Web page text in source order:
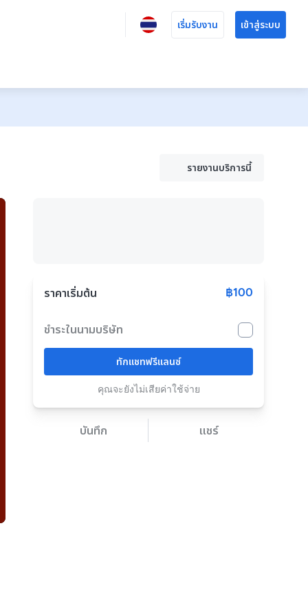
เริ่มรับงาน เข้าสู่ระบบ
รายงานบริการนี้
ราคาเริ่มต้น ฿100
ชำระในนามบริษัท
ทักแชทฟรีแลนซ์
คุณจะยังไม่เสียค่าใช้จ่าย
บันทึก แชร์